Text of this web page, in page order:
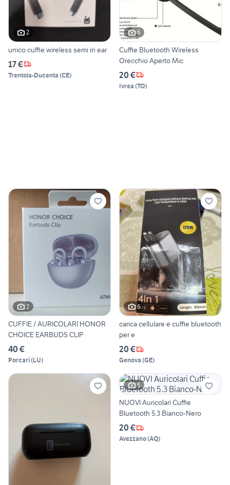
2
unico cuffie wireless semi in ear
17 €
Trentola-Ducenta (CE)
6
Cuffie Bluetooth Wireless
Orecchio Aperto Mic
20 €
Ivrea (TO)
2
CUFFIE / AURICOLARI HONOR
CHOICE EARBUDS CLIP
40 €
Porcari(LU)
6
carica cellulare e cuffie bluetooth
per e
20 €
Genova (GE)
5
NUOVI Auricolari Cuffie
Bluetooth 5.3 Bianco-Nero
20 €
Avezzano(AQ)